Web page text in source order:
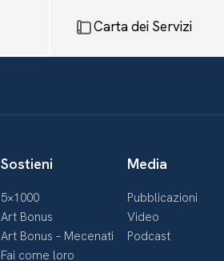
Carta dei Servizi
Sostieni
5×1000
Art Bonus
Art Bonus – Mecenati
Fai come loro
Media
Pubblicazioni
Video
Podcast